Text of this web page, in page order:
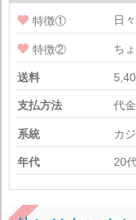
 特徴① 日
 特徴② ち
送料
支払方法 代
系統 カ
年代 20